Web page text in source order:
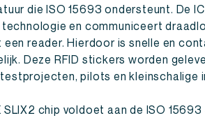
die ISO 15693 ondersteunt. De
technologie en communiceert
reader. Hierdoor is snelle en
Deze RFID stickers worden
pilots en kleinschalige
chip voldoet aan de ISO